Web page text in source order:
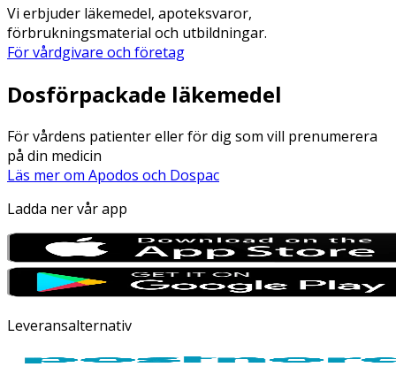
Vi erbjuder läkemedel, apoteksvaror,
förbrukningsmaterial och utbildningar.
För vårdgivare och företag
Dosförpackade läkemedel
För vårdens patienter eller för dig som vill prenumerera
på din medicin
Läs mer om Apodos och Dospac
Ladda ner vår app
Leveransalternativ